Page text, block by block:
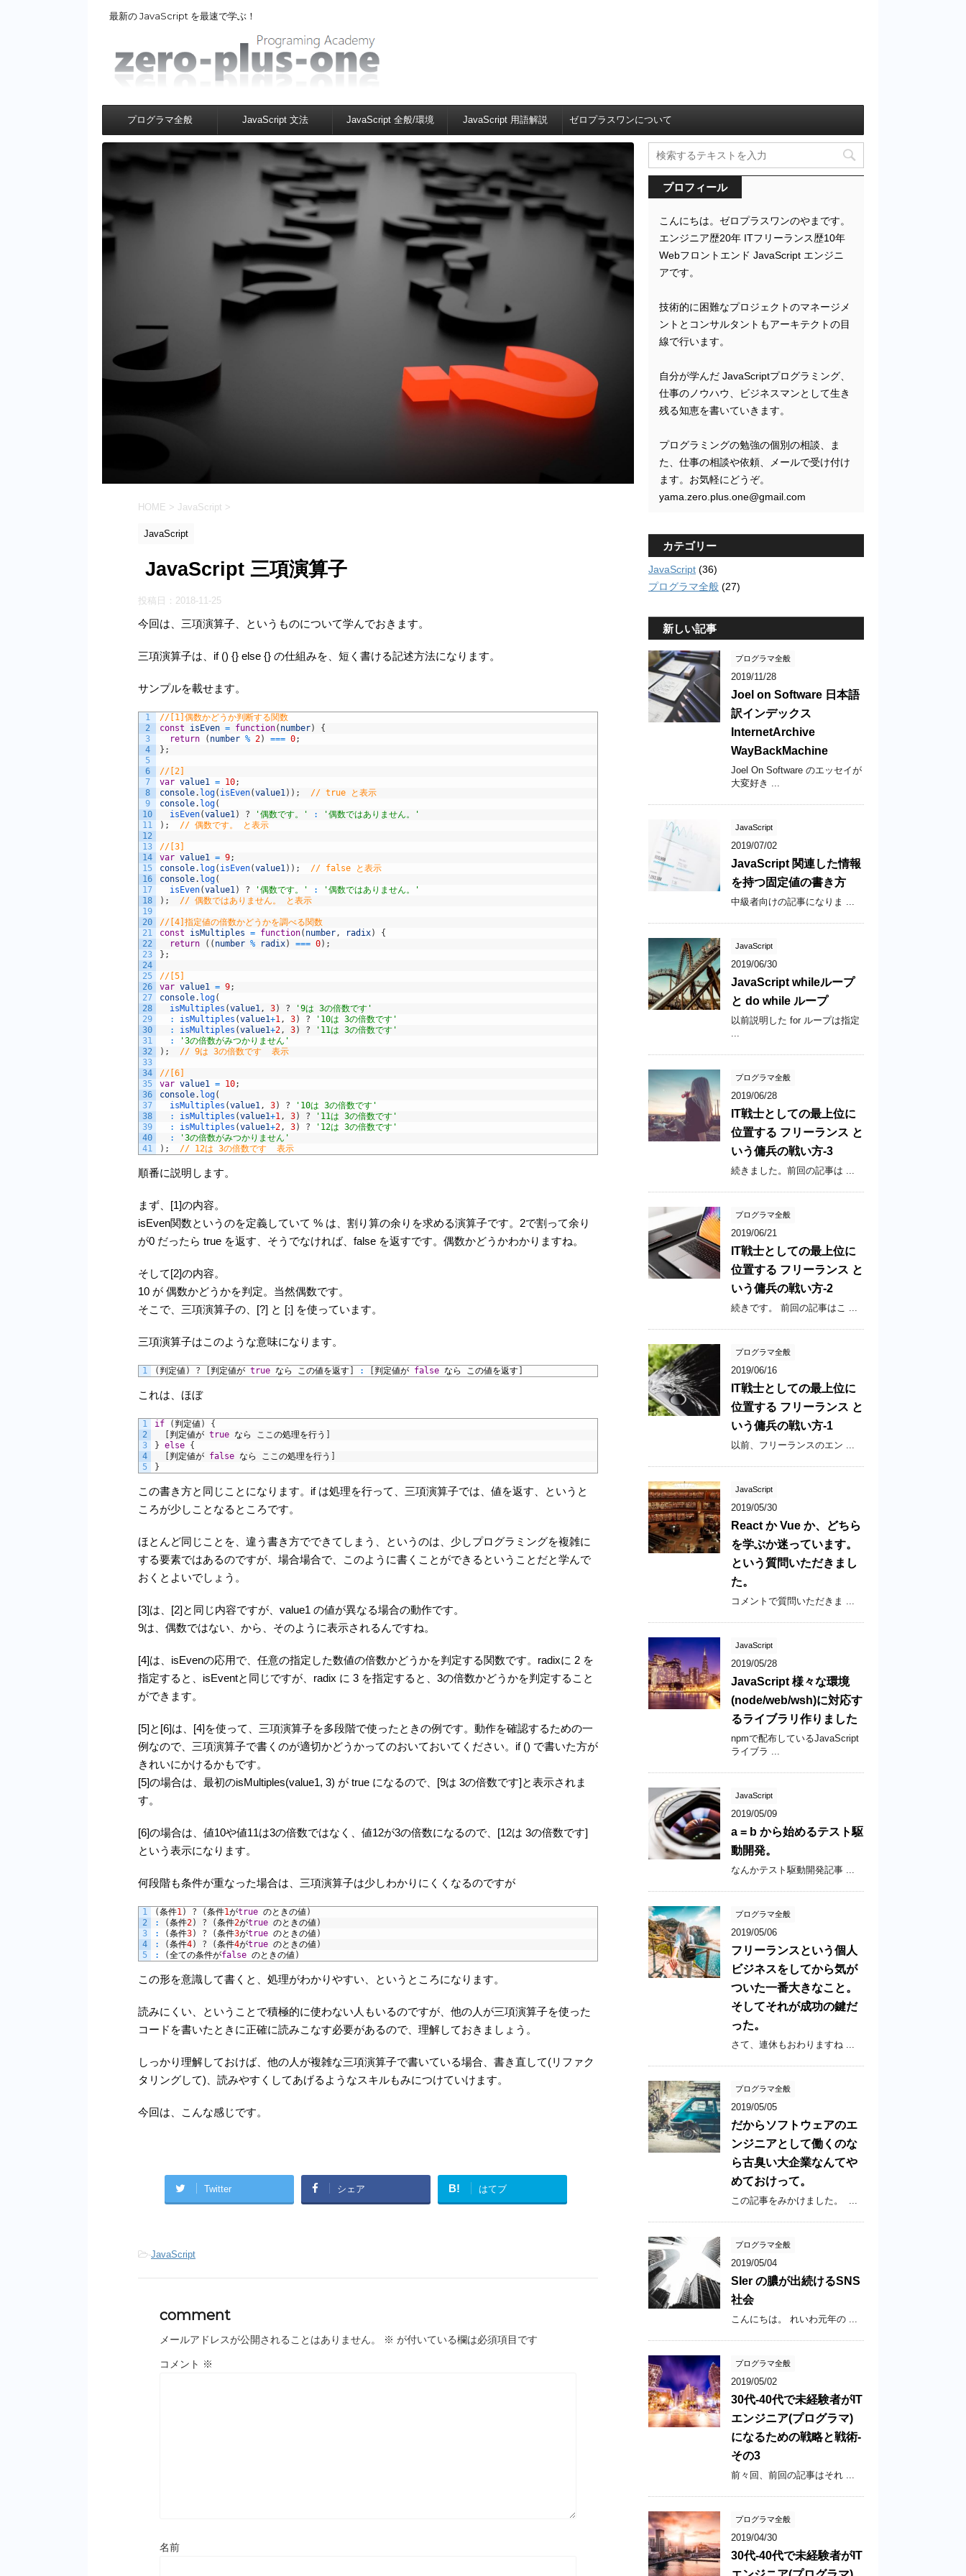
最新の JavaScript を最速で学ぶ！
プログラマ全般 JavaScript 文法 JavaScript 全般/環境 JavaScript 用語解説 ゼロプラスワンについて
HOME > JavaScript >
JavaScript
JavaScript 三項演算子
投稿日： 2018-11-25
今回は、三項演算子、というものについて学んでおきます。
三項演算子は、if () {} else {} の仕組みを、短く書ける記述方法になります。
サンプルを載せます。
1
2
3
4
5
6
7
8
9
10
11
12
13
14
15
16
17
18
19
20
21
22
23
24
25
26
27
28
29
30
31
32
33
34
35
36
37
38
39
40
41
//[1]偶数かどうか判断する関数
const
isEven = function( number)
{
return
( number % 2) === 0;
} ;
//[2]
var value1 = 10;
console. log( isEven(value1 ) ) ;
// true と表示
console. log(
isEven(value1 ) ? '偶数です。' :
'偶数ではありません。'
) ; // 偶数です。 と表示
//[3]
var value1 = 9;
console. log( isEven(value1 ) ) ;
// false と表示
console. log(
isEven(value1 ) ? '偶数です。' :
'偶数ではありません。'
) ; // 偶数ではありません。 と表示
//[4]指定値の倍数かどうかを調べる関数
const
isMultiples = function( number , radix)
{
return
( ( number % radix) === 0) ;
} ;
//[5]
var value1 = 9;
console. log(
isMultiples (value1 , 3) ?
'9は 3の倍数です'
:
isMultiples (value1+1 , 3) ?
'10は 3の倍数です'
:
isMultiples (value1+2 , 3) ?
'11は 3の倍数です'
:
'3の倍数がみつかりません'
) ; // 9は 3の倍数です  表示
//[6]
var value1 = 10;
console. log(
isMultiples (value1 , 3) ?
'10は 3の倍数です'
:
isMultiples (value1+1 , 3) ?
'11は 3の倍数です'
:
isMultiples (value1+2 , 3) ?
'12は 3の倍数です'
:
'3の倍数がみつかりません'
) ; // 12は 3の倍数です  表示
順番に説明します。
まず、[1]の内容。
isEven関数というのを定義していて % は、割り算の余りを求める演算子です。2で割って余り
が0 だったら true を返す、そうでなければ、false を返すです。偶数かどうかわかりますね。
そして[2]の内容。
10 が 偶数かどうかを判定。当然偶数です。
そこで、三項演算子の、[?] と [:] を使っています。
三項演算子はこのような意味になります。
1 ( 判定値) ? [判定値が true なら この値を返す] : [判定値が false なら この値を返す]
これは、ほぼ
1
2
3
4
5
if ( 判定値)
{
[判定値が true なら ここの処理を行う ]
} else {
[判定値が false なら ここの処理を行う ]
}
この書き方と同じことになります。if は処理を行って、三項演算子では、値を返す、というと
ころが少しことなるところです。
ほとんど同じことを、違う書き方でできてしまう、というのは、少しプログラミングを複雑に
する要素ではあるのですが、場合場合で、このように書くことができるということだと学んで
おくとよいでしょう。
[3]は、[2]と同じ内容ですが、value1 の値が異なる場合の動作です。
9は、偶数ではない、から、そのように表示されるんですね。
[4]は、isEvenの応用で、任意の指定した数値の倍数かどうかを判定する関数です。radixに 2 を
指定すると、isEventと同じですが、radix に 3 を指定すると、3の倍数かどうかを判定すること
ができます。
[5]と[6]は、[4]を使って、三項演算子を多段階で使ったときの例です。動作を確認するための一
例なので、三項演算子で書くのが適切かどうかってのおいておいてください。if () で書いた方が
きれいにかけるかもです。
[5]の場合は、最初のisMultiples(value1, 3) が true になるので、[9は 3の倍数です]と表示されま
す。
[6]の場合は、値10や値11は3の倍数ではなく、値12が3の倍数になるので、[12は 3の倍数です]
という表示になります。
何段階も条件が重なった場合は、三項演算子は少しわかりにくくなるのですが
1
2
3
4
5
(条件1 ) ? (条件1がtrue のときの値)
:
(条件2) ? (条件2がtrue のときの値)
:
(条件3) ? (条件3がtrue のときの値)
:
(条件4) ? (条件4がtrue のときの値)
:
(全ての条件がfalse のときの値)
この形を意識して書くと、処理がわかりやすい、というところになります。
読みにくい、ということで積極的に使わない人もいるのですが、他の人が三項演算子を使った
コードを書いたときに正確に読みこなす必要があるので、理解しておきましょう。
しっかり理解しておけば、他の人が複雑な三項演算子で書いている場合、書き直して(リファク
タリングして)、読みやすくしてあげるようなスキルもみにつけていけます。
今回は、こんな感じです。
Twitter シェア B! はてブ
-JavaScript
comment
メールアドレスが公開されることはありません。 ※ が付いている欄は必須項目です
コメント ※
名前
プロフィール
こんにちは。ゼロプラスワンのやまです。
エンジニア歴20年 ITフリーランス歴10年
Webフロントエンド JavaScript エンジニ
アです。
技術的に困難なプロジェクトのマネージメ
ントとコンサルタントもアーキテクトの目
線で行います。
自分が学んだ JavaScriptプログラミング、
仕事のノウハウ、ビジネスマンとして生き
残る知恵を書いていきます。
プログラミングの勉強の個別の相談、ま
た、仕事の相談や依頼、メールで受け付け
ます。お気軽にどうぞ。
yama.zero.plus.one@gmail.com
カテゴリー
JavaScript (36)
プログラマ全般 (27)
新しい記事
プログラマ全般
2019/11/28
Joel on Software 日本語
訳インデックス
InternetArchive
WayBackMachine
Joel On Software のエッセイが
大変好き ...
JavaScript
2019/07/02
JavaScript 関連した情報
を持つ固定値の書き方
中級者向けの記事になりま ...
JavaScript
2019/06/30
JavaScript whileループ
と do while ループ
以前説明した for ループは指定
...
プログラマ全般
2019/06/28
IT戦士としての最上位に
位置する フリーランス と
いう傭兵の戦い方-3
続きました。前回の記事は ...
プログラマ全般
2019/06/21
IT戦士としての最上位に
位置する フリーランス と
いう傭兵の戦い方-2
続きです。 前回の記事はこ ...
プログラマ全般
2019/06/16
IT戦士としての最上位に
位置する フリーランス と
いう傭兵の戦い方-1
以前、フリーランスのエン ...
JavaScript
2019/05/30
React か Vue か、どちら
を学ぶか迷っています。
という質問いただきまし
た。
コメントで質問いただきま ...
JavaScript
2019/05/28
JavaScript 様々な環境
(node/web/wsh)に対応す
るライブラリ作りました
npmで配布しているJavaScript
ライブラ ...
JavaScript
2019/05/09
a = b から始めるテスト駆
動開発。
なんかテスト駆動開発記事 ...
プログラマ全般
2019/05/06
フリーランスという個人
ビジネスをしてから気が
ついた一番大きなこと。
そしてそれが成功の鍵だ
った。
さて、連休もおわりますね ...
プログラマ全般
2019/05/05
だからソフトウェアのエ
ンジニアとして働くのな
ら古臭い大企業なんてや
めておけって。
この記事をみかけました。  ...
プログラマ全般
2019/05/04
SIer の膿が出続けるSNS
社会
こんにちは。 れいわ元年の ...
プログラマ全般
2019/05/02
30代-40代で未経験者がIT
エンジニア(プログラマ)
になるための戦略と戦術-
その3
前々回、前回の記事はそれ ...
プログラマ全般
2019/04/30
30代-40代で未経験者がIT